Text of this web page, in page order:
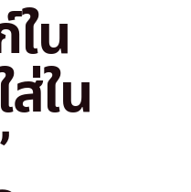
ใน
ใน